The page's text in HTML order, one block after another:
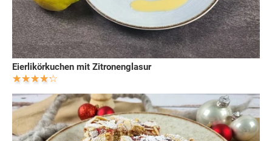
Eierlikörkuchen mit Zitronenglasur